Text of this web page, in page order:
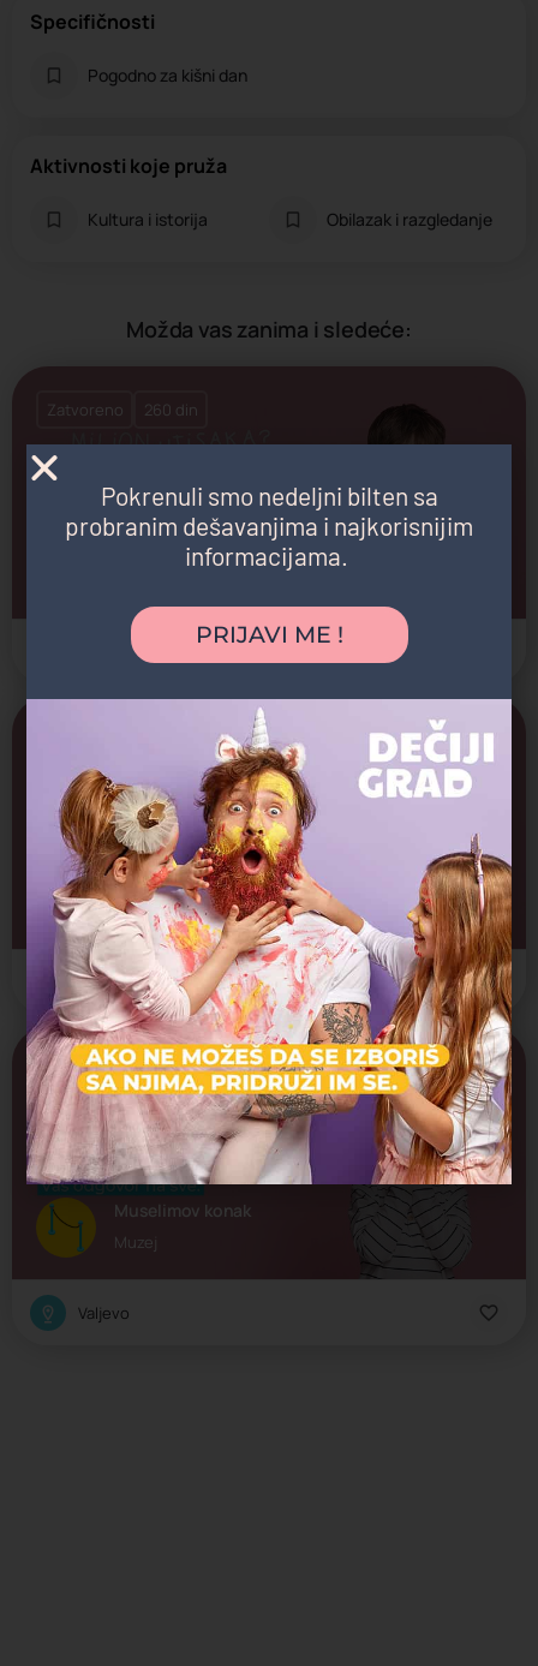
Specifičnosti
Pogodno za kišni dan
Aktivnosti koje pruža
Kultura i istorija Obilazak i razgledanje
Možda vas zanima i sledeće:
Narodni muzej Valjevo
Zatvoreno 260 din
Manastir Lelić
Arhitektonska gradjevina, Spomenik kulture, Verski objekti
Valjevo
Muselimov konak
Muzej
Zatvoreno 190 din
Valjevo
Pokrenuli smo nedeljni bilten sa
probranim dešavanjima i najkorisnijim
informacijama.
PRIJAVI ME !